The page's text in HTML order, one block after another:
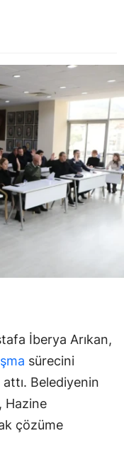
İberya Arıkan,
sürecini
Belediyenin
Hazine
çözüme